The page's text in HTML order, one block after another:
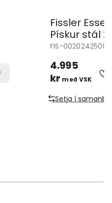
Fissler
Pískur stál
FIS-00202425000
4.995
kr með VSK
Setja í